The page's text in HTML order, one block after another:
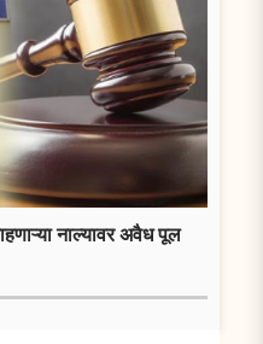
नाल्यावर अवैध पूल